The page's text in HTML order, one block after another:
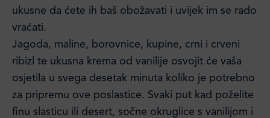
ukusne da ćete ih baš obožavati i uvijek im se rado
vraćati.
Jagoda, maline, borovnice, kupine, crni i crveni
ribizl te ukusna krema od vanilije osvojit će vaša
osjetila u svega desetak minuta koliko je potrebno
za pripremu ove poslastice. Svaki put kad poželite
finu slasticu ili desert, sočne okruglice s vanilijom i